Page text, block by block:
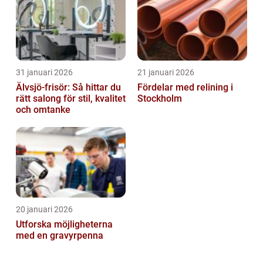
31 januari 2026
Älvsjö-frisör: Så hittar du
rätt salong för stil, kvalitet
och omtanke
21 januari 2026
Fördelar med relining i
Stockholm
20 januari 2026
Utforska möjligheterna
med en gravyrpenna